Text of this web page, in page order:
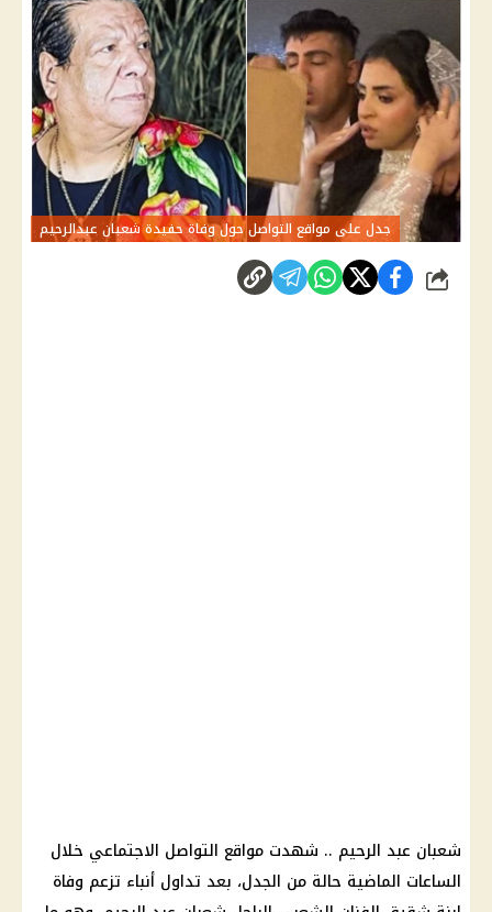
جدل على مواقع التواصل حول وفاة حفيدة شعبان عبدالرحيم
شارك
شعبان عبد الرحيم .. شهدت مواقع التواصل الاجتماعي خلال
الساعات الماضية حالة من الجدل، بعد تداول أنباء تزعم وفاة